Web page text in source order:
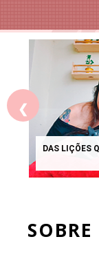
DAS LIÇÕES
❮